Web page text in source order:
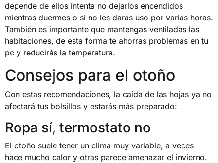
depende de ellos intenta no dejarlos encendidos
mientras duermes o si no les darás uso por varias horas.
También es importante que mantengas ventiladas las
habitaciones, de esta forma te ahorras problemas en tu
pc y reducirás la temperatura.
Consejos para el otoño
Con estas recomendaciones, la caída de las hojas ya no
afectará tus bolsillos y estarás más preparado:
Ropa sí, termostato no
El otoño suele tener un clima muy variable, a veces
hace mucho calor y otras parece amenazar el invierno.